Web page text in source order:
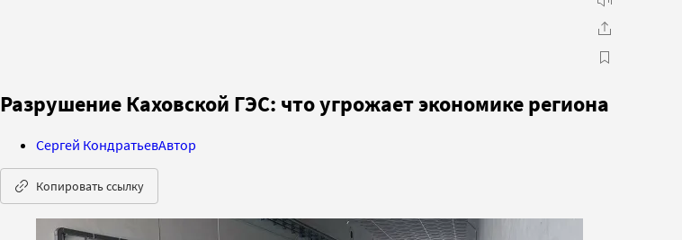
Разрушение Каховской ГЭС: что угрожает экономике региона
Сергей КондратьевАвтор
Копировать ссылку